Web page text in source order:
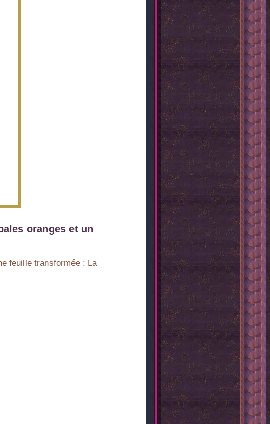
oranges et un
feuille transformée : La